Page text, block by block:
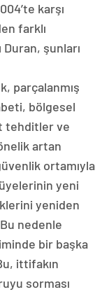
karşı
farklı
şunları
parçalanmış
bölgesel
tehditler ve
artan
ortamıyla
üyelerinin yeni
yeniden
nedenle
bir başka
ittifakın
sorması